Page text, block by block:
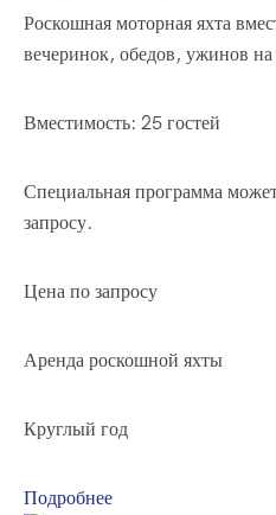
Роскошная моторная яхта
вечеринок, обедов, ужинов
Вместимость: 25 гостей
Специальная программа
запросу.
Цена по запросу
Аренда роскошной яхты
Круглый год
Подробнее